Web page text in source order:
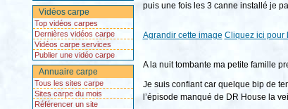
Vidéos carpe
Top vidéos carpes
Dernières vidéos carpe
Vidéos carpe services
Publier une vidéo carpe
Annuaire carpe
Tous les sites carpe
Sites carpe du mois
Référencer un site
puis une fois les 3 canne installé je
Agrandir cette image Cliquez ici pour
A la nuit tombante ma petite famille
Je suis confiant car quelque bip de
l’épisode manqué de DR House la